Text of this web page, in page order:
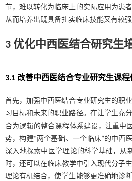
节，难以转化为临床上的实际应用为患
从而培养出既具备扎实临床技能又有较
3 优化中西医结合研究生
3.1 改善中西医结合专业研究生课程
首先，加强中西医结合专业研究生的职
习目标和未来的职业路径。在让学生充
合为逻辑的整合课程体系建设，注重中
势，构建“两个基础、一个临床”的中西
深入地探索中医学理论的科学基础，从
时，还可以在临床教学中引入现代分子
理论有机结合，使学生能够更准确地诊